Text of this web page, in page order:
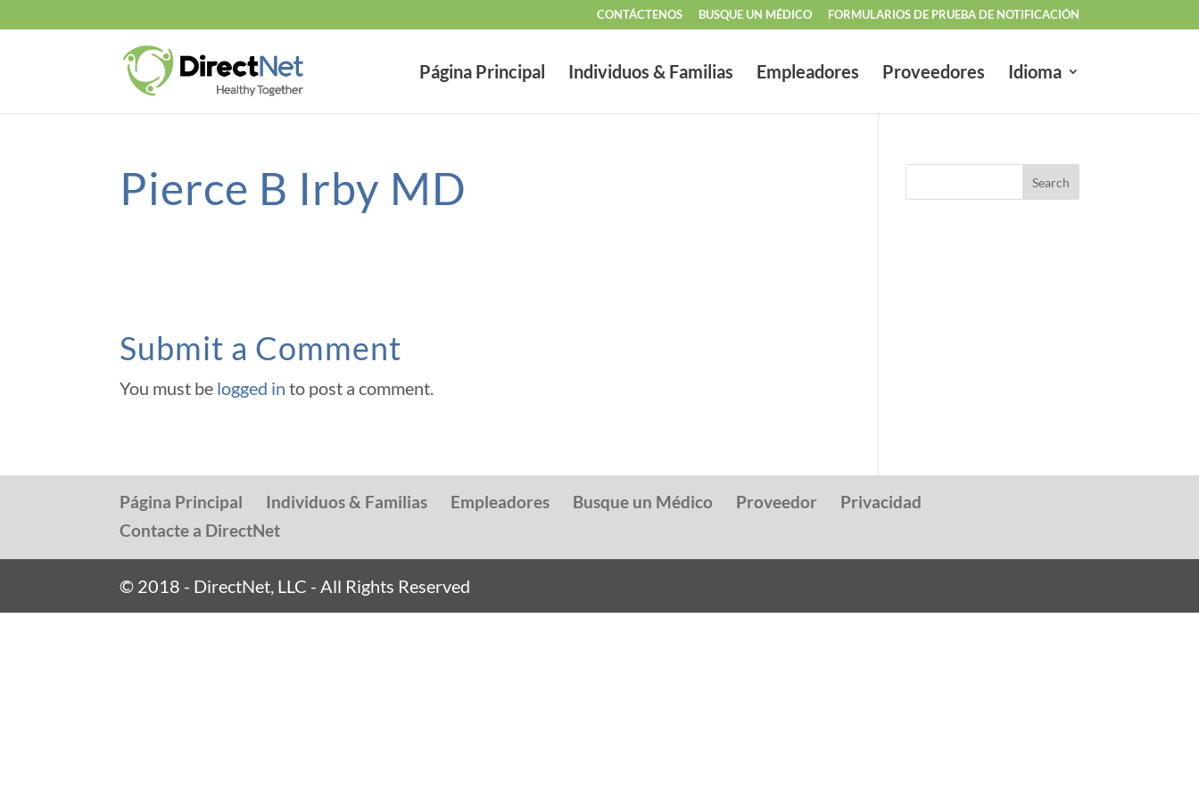
CONTÁCTENOS BUSQUE UN MÉDICO FORMULARIOS DE PRUEBA DE NOTIFICACIÓN
Página Principal Individuos & Familias Empleadores Proveedores Idioma
Pierce B Irby MD
Submit a Comment
You must be logged in to post a comment.
Página Principal Individuos & Familias Empleadores Busque un Médico Proveedor
Privacidad
Contacte a DirectNet
© 2018 - DirectNet, LLC - All Rights Reserved